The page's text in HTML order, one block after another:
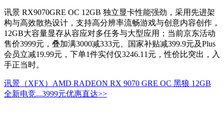
讯景 RX9070GRE OC 12GB 独立显卡性能强劲，采用先进架
构与高效散热设计，支持高分辨率流畅游戏与创意内容创作，
12GB大容量显存从容应对多任务与大型应用；当前京东活动
售价3999元，叠加满3000减333元、国家补贴减399.9元及Plus
会员立减19.99元，下单1件实付仅3246.11元，性价比突出，入
手正当时。
讯景（XFX）AMD RADEON RX 9070 GRE OC 黑狼 12GB
全新电竞...3999元优惠直达>>